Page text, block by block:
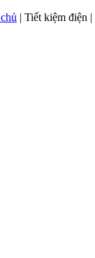
| Tiết kiệm điện |